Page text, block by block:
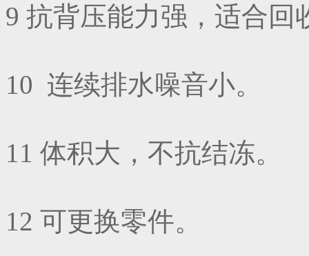
9 抗背压能力强，适合回
10 连续排水噪音小。
11 体积大，不抗结冻。
12 可更换零件。